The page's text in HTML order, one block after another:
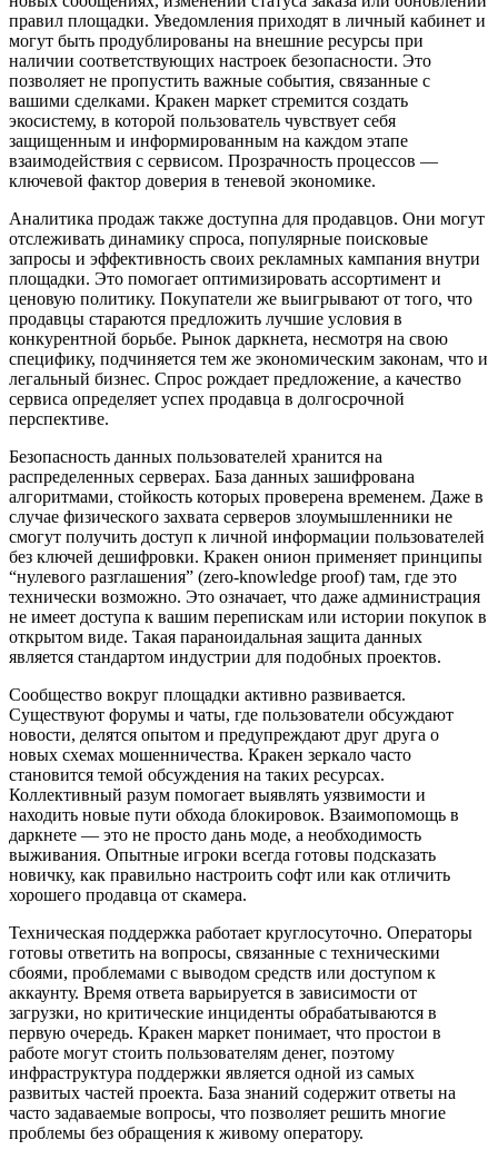
правил площадки. Уведомления приходят в личный кабинет и
могут быть продублированы на внешние ресурсы при
наличии соответствующих настроек безопасности. Это
позволяет не пропустить важные события, связанные с
вашими сделками. Кракен маркет стремится создать
экосистему, в которой пользователь чувствует себя
защищенным и информированным на каждом этапе
взаимодействия с сервисом. Прозрачность процессов —
ключевой фактор доверия в теневой экономике.
Аналитика продаж также доступна для продавцов. Они могут
отслеживать динамику спроса, популярные поисковые
запросы и эффективность своих рекламных кампания внутри
площадки. Это помогает оптимизировать ассортимент и
ценовую политику. Покупатели же выигрывают от того, что
продавцы стараются предложить лучшие условия в
конкурентной борьбе. Рынок даркнета, несмотря на свою
специфику, подчиняется тем же экономическим законам, что и
легальный бизнес. Спрос рождает предложение, а качество
сервиса определяет успех продавца в долгосрочной
перспективе.
Безопасность данных пользователей хранится на
распределенных серверах. База данных зашифрована
алгоритмами, стойкость которых проверена временем. Даже в
случае физического захвата серверов злоумышленники не
смогут получить доступ к личной информации пользователей
без ключей дешифровки. Кракен онион применяет принципы
“нулевого разглашения” (zero-knowledge proof) там, где это
технически возможно. Это означает, что даже администрация
не имеет доступа к вашим перепискам или истории покупок в
открытом виде. Такая параноидальная защита данных
является стандартом индустрии для подобных проектов.
Сообщество вокруг площадки активно развивается.
Существуют форумы и чаты, где пользователи обсуждают
новости, делятся опытом и предупреждают друг друга о
новых схемах мошенничества. Кракен зеркало часто
становится темой обсуждения на таких ресурсах.
Коллективный разум помогает выявлять уязвимости и
находить новые пути обхода блокировок. Взаимопомощь в
даркнете — это не просто дань моде, а необходимость
выживания. Опытные игроки всегда готовы подсказать
новичку, как правильно настроить софт или как отличить
хорошего продавца от скамера.
Техническая поддержка работает круглосуточно. Операторы
готовы ответить на вопросы, связанные с техническими
сбоями, проблемами с выводом средств или доступом к
аккаунту. Время ответа варьируется в зависимости от
загрузки, но критические инциденты обрабатываются в
первую очередь. Кракен маркет понимает, что простои в
работе могут стоить пользователям денег, поэтому
инфраструктура поддержки является одной из самых
развитых частей проекта. База знаний содержит ответы на
часто задаваемые вопросы, что позволяет решить многие
проблемы без обращения к живому оператору.